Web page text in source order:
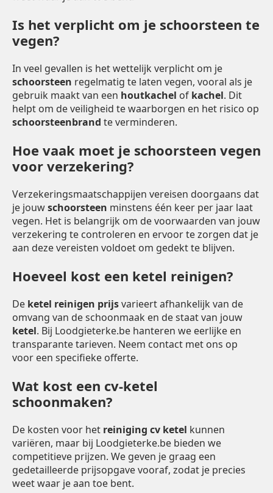
Is het verplicht om je schoorsteen te
vegen?
In veel gevallen is het wettelijk verplicht om je
schoorsteen regelmatig te laten vegen, vooral als je
gebruik maakt van een houtkachel of kachel. Dit
helpt om de veiligheid te waarborgen en het risico op
schoorsteenbrand te verminderen.
Hoe vaak moet je schoorsteen vegen
voor verzekering?
Verzekeringsmaatschappijen vereisen doorgaans dat
je jouwschoorsteen minstens één keer per jaar laat
vegen. Het is belangrijk om de voorwaarden van jouw
verzekering te controleren en ervoor te zorgen dat je
aan deze vereisten voldoet om gedekt te blijven.
Hoeveel kost een ketel reinigen?
De ketel reinigen prijsvarieert afhankelijk van de
omvang van de schoonmaak en de staat van jouw
ketel. Bij Loodgieterke.be hanteren we eerlijke en
transparante tarieven. Neem contact met ons op
voor een specifieke offerte.
Wat kost een cv-ketel
schoonmaken?
De kosten voor het reiniging cv ketel kunnen
variëren, maar bij Loodgieterke.be bieden we
competitieve prijzen. We geven je graag een
gedetailleerde prijsopgave vooraf, zodat je precies
weet waar je aan toe bent.